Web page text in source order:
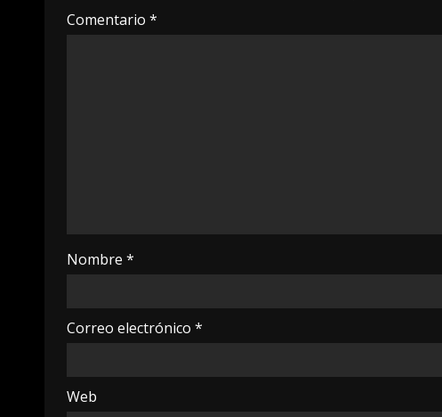
Comentario *
Nombre *
Correo electrónico *
Web